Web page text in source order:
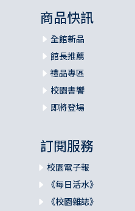
商品快訊
全館新品
館長推薦
禮品專區
校園書饗
即將登場
訂閱服務
校園電子報
《每日活水》
《校園雜誌》